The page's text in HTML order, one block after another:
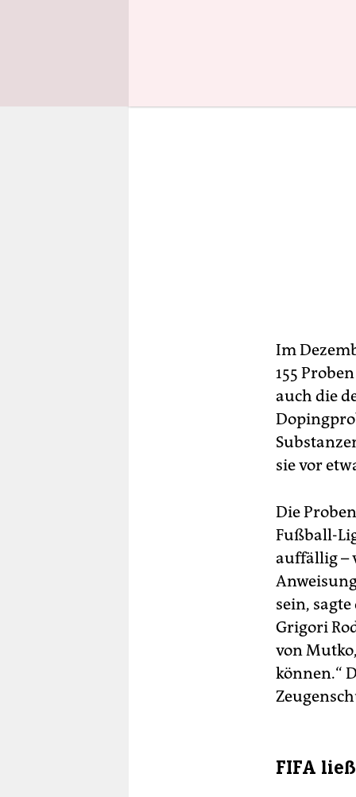
Im
155
auch die
sie vor
Die
Fußball-
auffällig –
sein,
Grigori
von
können.“
FIFA